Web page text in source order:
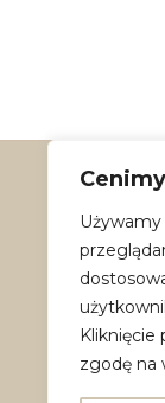
Kliknięcie
zgodę na
Dane